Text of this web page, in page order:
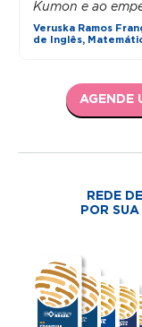
Kumon e ao
Veruska Ramos
de Inglês,
AGENDE
REDE
POR